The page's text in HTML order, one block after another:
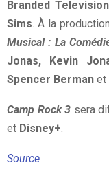
Branded
Sims. À la
Musical : La
Jonas, Kevin
Spencer Berman et
Camp Rock 3 sera
et Disney+.
Source